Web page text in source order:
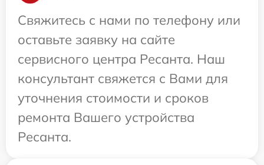
Свяжитесь с нами по телефону или
оставьте заявку на сайте
сервисного центра Ресанта. Наш
консультант свяжется с Вами для
уточнения стоимости и сроков
ремонта Вашего устройства
Ресанта.